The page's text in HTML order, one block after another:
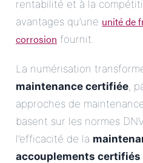
rentabilité et à la
avantages qu’une unité de
corrosion fournit.
La numérisation
maintenance certifiée,
approches de
basent sur les normes
l’efficacité de la
accouplements certifiés